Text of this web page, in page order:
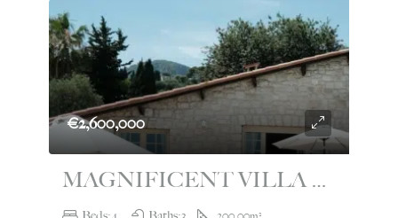
€2,600,000
MAGNIFICENT VILLA FOR SALE WITH SWIMMING POOL RCM